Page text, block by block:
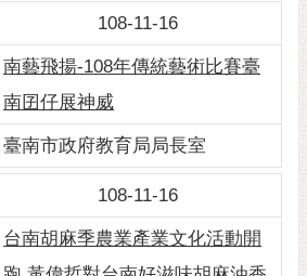
108-11-16
南藝飛揚-108年傳統藝術比賽臺
南囝仔展神威
臺南市政府教育局局長室
108-11-16
台南胡麻季農業產業文化活動開